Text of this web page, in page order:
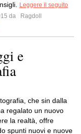
Leggere il seguito
da
Ragdoll
e
che sin dalla
regalato un nuovo
la realtà, offre
spunti nuovi e nuove